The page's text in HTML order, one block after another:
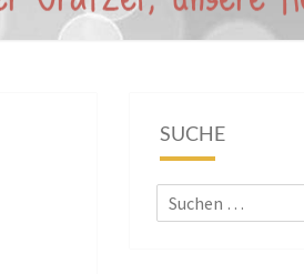
SUCHE
Suchen
nach: